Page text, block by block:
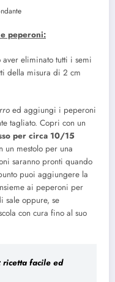
peperoni:
eliminato tutti i semi
della misura di 2 cm
ed aggiungi i peperoni
tagliato. Copri con un
per circa 10/15
un mestolo per una
saranno pronti quando
puoi aggiungere la
ai peperoni per
sale oppure, se
con cura fino al suo
ricetta facile ed